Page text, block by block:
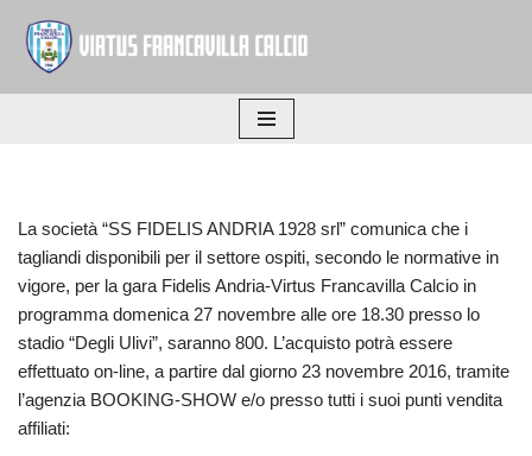
Vai
al
La società “SS FIDELIS ANDRIA 1928 srl” comunica che i
tagliandi disponibili per il settore ospiti, secondo le normative in
vigore, per la gara Fidelis Andria-Virtus Francavilla Calcio in
programma domenica 27 novembre alle ore 18.30 presso lo
stadio “Degli Ulivi”, saranno 800. L’acquisto potrà essere
effettuato on-line, a partire dal giorno 23 novembre 2016, tramite
l’agenzia BOOKING-SHOW e/o presso tutti i suoi punti vendita
affiliati: